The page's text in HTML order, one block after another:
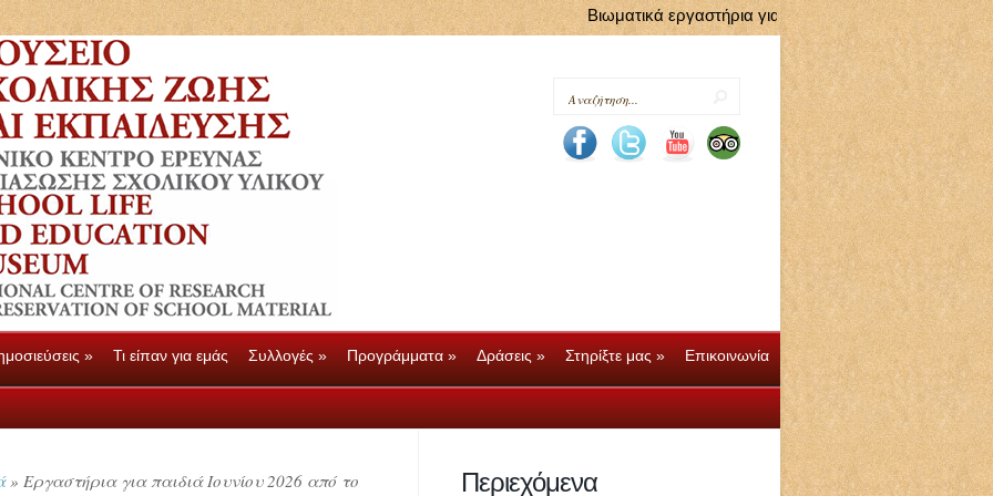
Βιωματικά εργαστήρια για παιδιά στα πλαίσια των
» Τι είπαν για εμάς Συλλογές » Προγράμματα » Δράσεις » Στηρίξτε μας » Επικοινωνία
» Εργαστήρια για παιδιά Ιουνίου 2026 από το
Περιεχόμενα